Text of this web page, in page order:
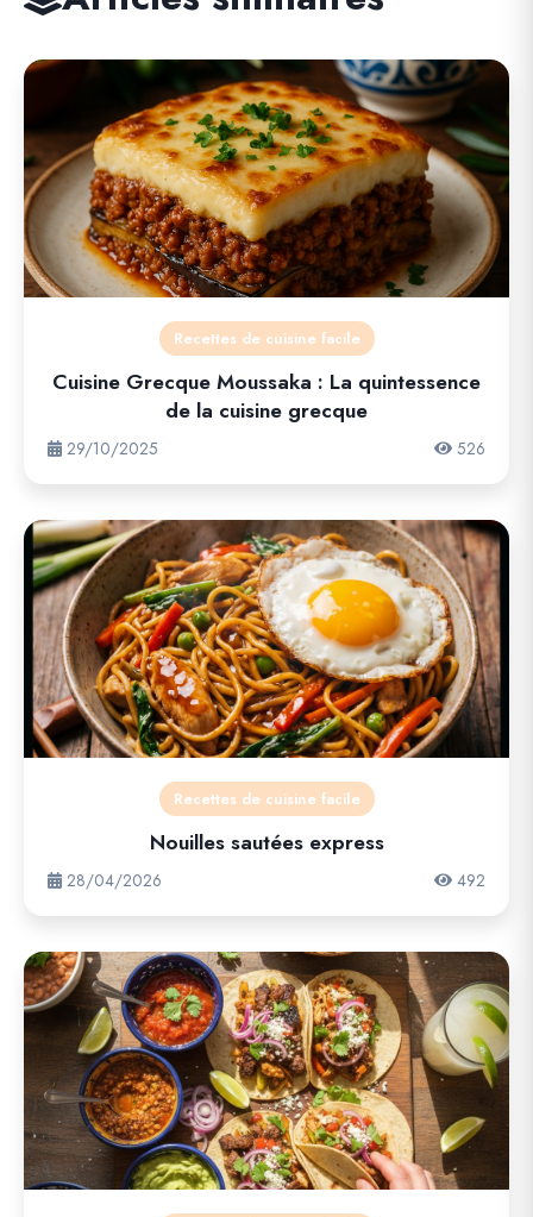
Recettes de cuisine facile
Cuisine Grecque Moussaka : La quintessence
de la cuisine grecque
29/10/2025 526
Recettes de cuisine facile
Nouilles sautées express
28/04/2026 492